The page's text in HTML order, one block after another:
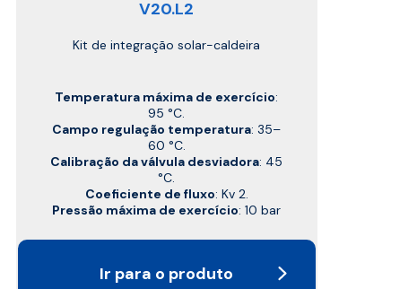
V20.L2
Kit de integração solar-caldeira
Temperatura máxima de exercício:
95 °C.
Campo regulação temperatura: 35–
60 °C.
Calibração da válvula desviadora: 45
°C.
Coeficiente de fluxo: Kv 2.
Pressão máxima de exercício: 10 bar
Ir para o produto